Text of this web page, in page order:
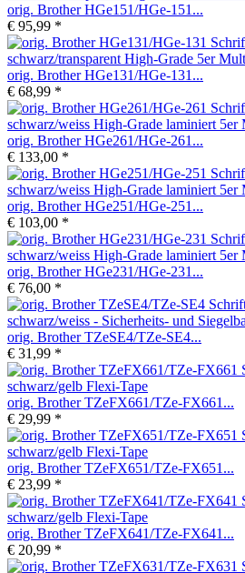
orig. Brother HGe151/HGe-151...
€ 95,99 *
orig. Brother HGe131/HGe-131...
€ 68,99 *
orig. Brother HGe261/HGe-261...
€ 133,00 *
orig. Brother HGe251/HGe-251...
€ 103,00 *
orig. Brother HGe231/HGe-231...
€ 76,00 *
orig. Brother TZeSE4/TZe-SE4...
€ 31,99 *
orig. Brother TZeFX661/TZe-FX661...
€ 29,99 *
orig. Brother TZeFX651/TZe-FX651...
€ 23,99 *
orig. Brother TZeFX641/TZe-FX641...
€ 20,99 *